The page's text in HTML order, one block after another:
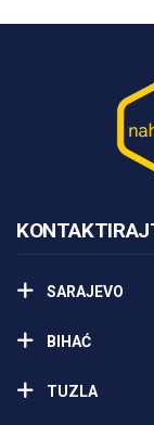
SARAJEVO
BIHAĆ
TUZLA